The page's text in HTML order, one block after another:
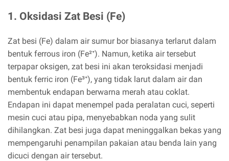
1. Oksidasi Zat Besi (Fe)
Zat besi (Fe) dalam air sumur bor biasanya terlarut dalam
bentuk ferrous iron (Fe²⁺). Namun, ketika air tersebut
terpapar oksigen, zat besi ini akan teroksidasi menjadi
bentuk ferric iron (Fe³⁺), yang tidak larut dalam air dan
membentuk endapan berwarna merah atau coklat.
Endapan ini dapat menempel pada peralatan cuci, seperti
mesin cuci atau pipa, menyebabkan noda yang sulit
dihilangkan. Zat besi juga dapat meninggalkan bekas yang
mempengaruhi penampilan pakaian atau benda lain yang
dicuci dengan air tersebut.